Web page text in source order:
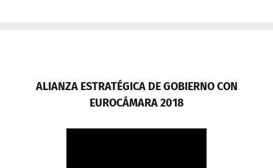
ALIANZA ESTRATÉGICA DE GOBIERNO CON